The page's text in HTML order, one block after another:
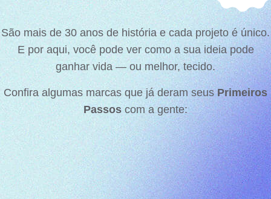
São mais de 30 anos de história e cada projeto é único.
E por aqui, você pode ver como a sua ideia pode
ganhar vida — ou melhor, tecido.
Confira algumas marcas que já deram seusPrimeiros
Passos com a gente: